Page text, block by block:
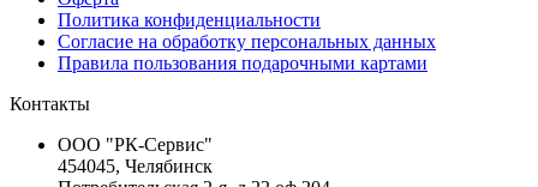
Политика конфиденциальности
Согласие на обработку персональных данных
Правила пользования подарочными картами
Контакты
ООО "РК-Сервис"
454045, Челябинск